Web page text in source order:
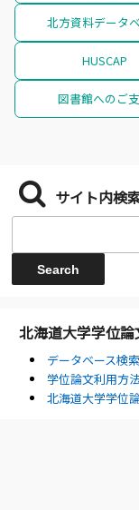
北方資料データ
HUSCAP
図書館へのご
サイト内検
北海道大学学位
データベース検
学位論文利用方
北海道大学学位